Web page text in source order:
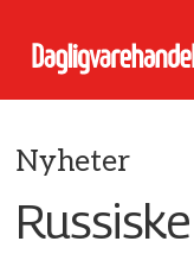
Nyheter